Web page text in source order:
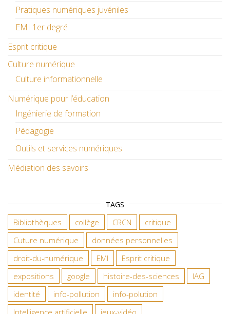
Pratiques numériques juvéniles
EMI 1er degré
Esprit critique
Culture numérique
Culture informationnelle
Numérique pour l’éducation
Ingénierie de formation
Pédagogie
Outils et services numériques
Médiation des savoirs
TAGS
Bibliothèques collège CRCN
critique
Cuture numérique
données personnelles
droit-du-numérique
EMI
Esprit critique
expositions
google histoire-des-sciences
IAG
identité
info-pollution
info-polution
Intelligence artificielle
jeux-vidéo